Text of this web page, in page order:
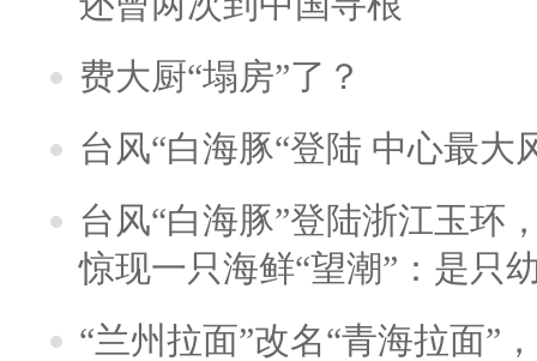
费大厨“塌房”了？
台风“白海豚“登陆 中心最大
台风“白海豚”登陆浙江玉环
惊现一只海鲜“望潮”：是只
“兰州拉面”改名“青海拉面”